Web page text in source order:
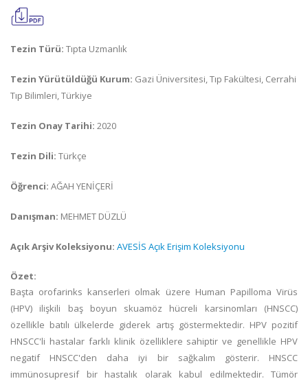
Tezin Türü: Tıpta Uzmanlık
Tezin Yürütüldüğü Kurum: Gazi Üniversitesi, Tıp Fakültesi, Cerrahi
Tıp Bilimleri, Türkiye
Tezin Onay Tarihi: 2020
Tezin Dili: Türkçe
Öğrenci: AĞAH YENİÇERİ
Danışman: MEHMET DÜZLÜ
Açık Arşiv Koleksiyonu: AVESİS Açık Erişim Koleksiyonu
Özet:
Başta orofarinks kanserleri olmak üzere Human Papilloma Virüs
(HPV) ilişkili baş boyun skuamöz hücreli karsinomları (HNSCC)
özellikle batılı ülkelerde giderek artış göstermektedir. HPV pozitif
HNSCC'li hastalar farklı klinik özelliklere sahiptir ve genellikle HPV
negatif HNSCC'den daha iyi bir sağkalım gösterir. HNSCC
immünosupresif bir hastalık olarak kabul edilmektedir. Tümör